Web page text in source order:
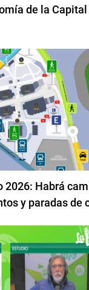
de la Capital
2026: Habrá
y paradas de